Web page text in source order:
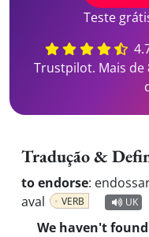
Teste
Trustpilot. Mais de
Tradução &
to endorse:
aval
VERB UK
We haven't